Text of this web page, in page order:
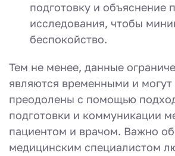
подготовку и объяснение
исследования, чтобы
беспокойство.
Тем не менее, данные
являются временными и могут
преодолены с помощью
подготовки и коммуникации
пациентом и врачом. Важно
медицинским специалистом